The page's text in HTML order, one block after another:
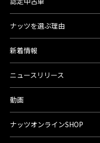
ナッツを選ぶ理由
新着情報
ニュースリリース
動画
ナッツオンラインSHOP